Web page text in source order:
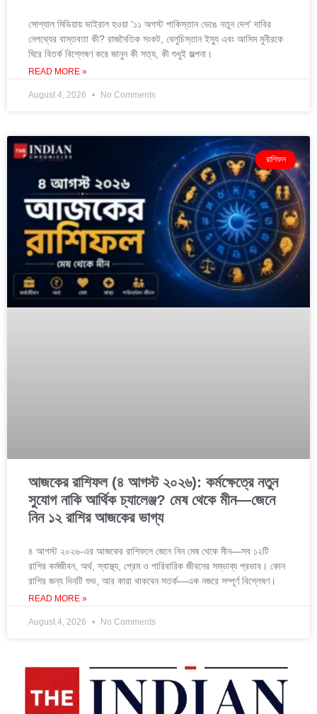
সোশ্যাল মিডিয়ায় ভাইরাল হওয়া ‘১১ অগস্ট পাকিস্তান ভেঙে নতুন দেশ’ দাবির
নেপথ্যের বাস্তবতা কী? রাজনৈতিক সংকট, বেলুচিস্তান ইস্যু এবং আসিম মুনীরকে
ঘিরে বিতর্ক বিশ্লেষণ করে জানুন কী সত্য, কী শুধুই জল্পনা।
READ MORE »
August 4, 2026 No Comments
রাশিফল
আজকের রাশিফল (৪ আগস্ট ২০২৬): কর্মক্ষেত্রে নতুন
সুযোগ নাকি আর্থিক চ্যালেঞ্জ? মেষ থেকে মীন—জেনে
নিন ১২ রাশির আজকের ভাগ্য
৪ আগস্ট ২০২৬-এর আজকের রাশিফলে জেনে নিন মেষ থেকে মীন—সব ১২টি
রাশির কর্মজীবন, অর্থ, স্বাস্থ্য, প্রেম ও পারিবারিক জীবনের সম্ভাব্য প্রভাব। কোন
রাশির জন্য দিনটি শুভ, আর কারা থাকবেন সতর্ক—এক নজরে সম্পূর্ণ বিশ্লেষণ।
READ MORE »
August 4, 2026 No Comments